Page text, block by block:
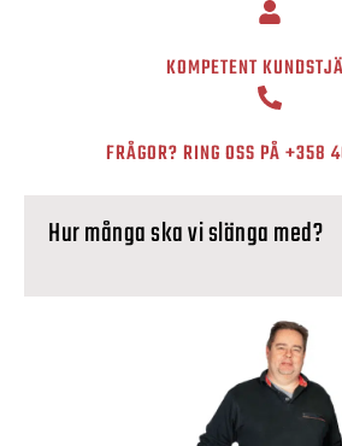
KOMPETENT
FRÅGOR? RING OSS PÅ+358
Hur många ska vi slänga med?